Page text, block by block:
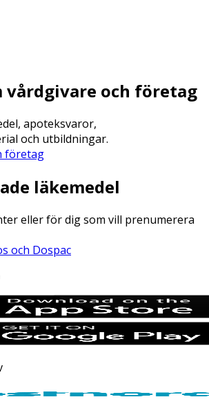
vårdgivare och företag
apoteksvaror,
och utbildningar.
företag
läkemedel
eller för dig som vill prenumerera
och Dospac